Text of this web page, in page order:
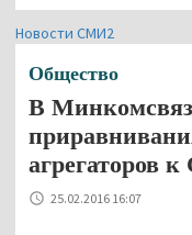
Новости СМИ2
Общество
В
агрегаторов
25.02.2016 16:07